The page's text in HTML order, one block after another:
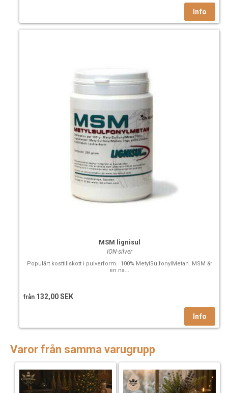
MSM lignisul
ION-silver
Populärt kosttillskott i pulverform. 100% MetylSulfonylMetan. MSM är
en na...
från 132,00 SEK
Varor från samma varugrupp